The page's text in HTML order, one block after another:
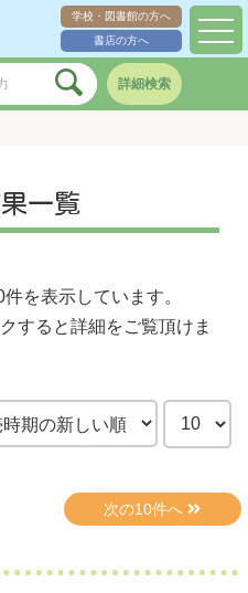
学校・図書館の方へ
書店の方へ
詳細検索
一覧
件を表示しています。
すると詳細をご覧頂けま